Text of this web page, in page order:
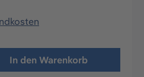
gewünschten Wert ein oder
In den Warenkorb